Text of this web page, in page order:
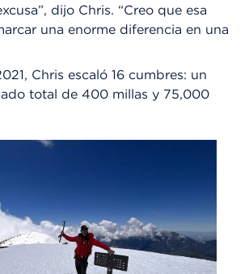
dijo Chris. “Creo que esa
una enorme diferencia en una
Chris escaló 16 cumbres: un
total de 400 millas y 75,000